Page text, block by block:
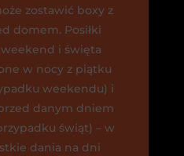
zostawić boxy z
domem. Posiłki
i święta
w nocy z piątku
weekendu) i
danym dniem
świąt) – w
dania na dni